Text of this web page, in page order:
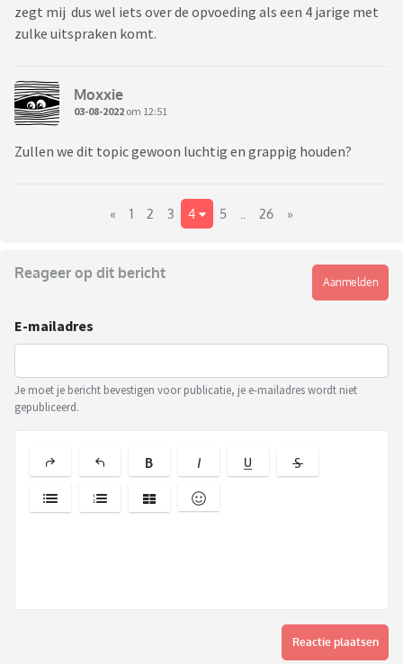
zegt mij dus wel iets over de opvoeding als een 4 jarige met
zulke uitspraken komt.
Moxxie
03-08-2022 om 12:51
Zullen we dit topic gewoon luchtig en grappig houden?
« 1 2 3 4 5 26 »
Reageer op dit bericht
Aanmelden
E-mailadres
Je moet je bericht bevestigen voor publicatie, je e-mailadres wordt niet
gepubliceerd.
Reactie plaatsen